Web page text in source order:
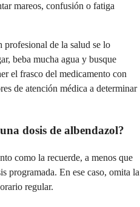
mareos, confusión o fatiga
profesional de la salud se lo
beba mucha agua y busque
el frasco del medicamento con
de atención médica a determinar
dosis de albendazol?
como la recuerde, a menos que
programada. En ese caso, omita la
regular.